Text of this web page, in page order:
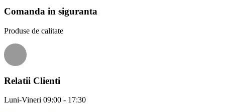
Comanda in siguranta
Produse de calitate
Relatii Clienti
Luni-Vineri 09:00 - 17:30